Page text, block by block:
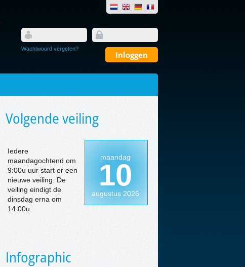
Wachtwoord vergeten?
Volgende veiling
Iedere
maandagochtend om
9:00u uur start er een
nieuwe veiling. De
veiling eindigt de
dinsdag erna om
14:00u.
maandag
10
augustus 2026
Infographic